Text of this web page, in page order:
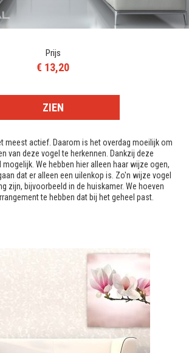
Prijs
€ 13,20
ZIEN
meest actief. Daarom is het overdag moeilijk om
van deze vogel te herkennen. Dankzij deze
We hebben hier alleen haar wijze ogen,
dat er alleen een uilenkop is. Zo'n wijze vogel
zijn, bijvoorbeeld in de huiskamer. We hoeven
te hebben dat bij het geheel past.